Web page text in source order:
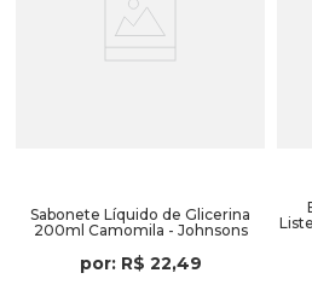
Sabonete Líquido de Glicerina
200ml Camomila - Johnsons
por: R$ 22,49